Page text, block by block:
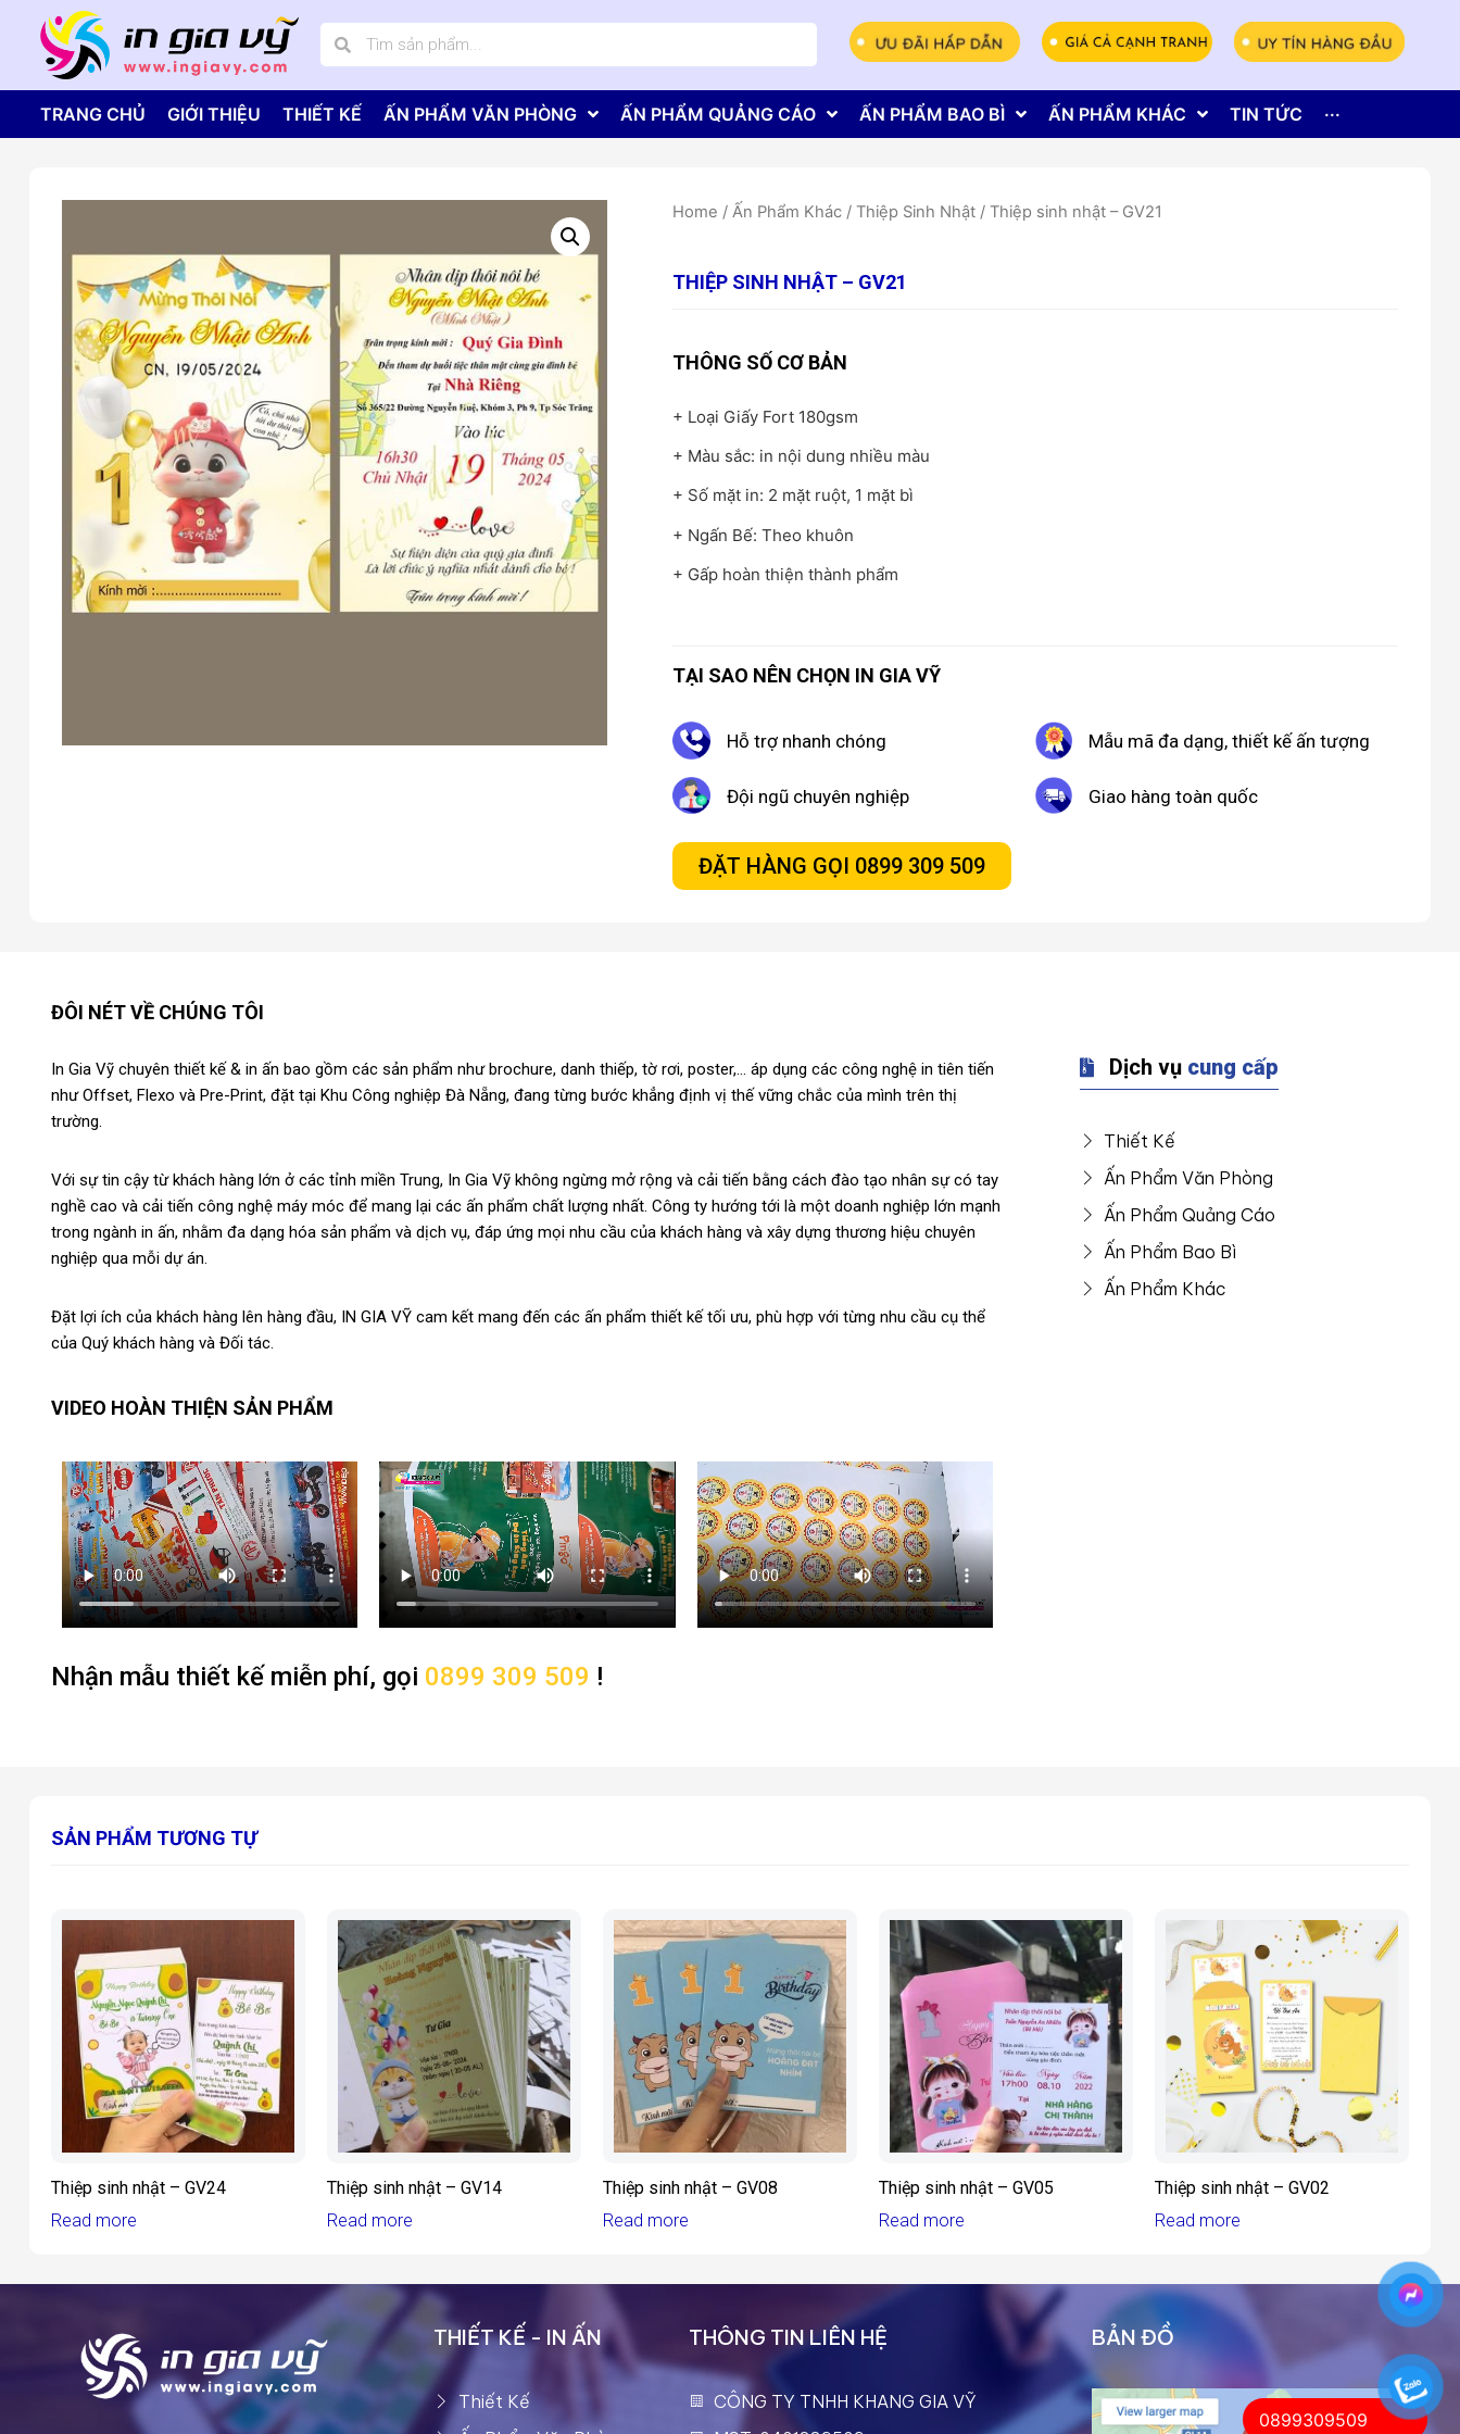
TRANG CHỦ GIỚI THIỆU THIẾT KẾ ẤN PHẨM VĂN PHÒNG ẤN PHẨM QUẢNG CÁO ẤN PHẨM BAO BÌ ẤN PHẨM KHÁC TIN TỨC ···
Home /Ấn Phẩm Khác /Thiệp Sinh Nhật / Thiệp sinh nhật – GV21
THIỆP SINH NHẬT – GV21
THÔNG SỐ CƠ BẢN
+ Loại Giấy Fort 180gsm
+ Màu sắc: in nội dung nhiều màu
+ Số mặt in: 2 mặt ruột, 1 mặt bì
+ Ngấn Bế: Theo khuôn
+ Gấp hoàn thiện thành phẩm
TẠI SAO NÊN CHỌN IN GIA VỸ
Hỗ trợ nhanh chóng Mẫu mã đa dạng, thiết kế ấn tượng
Đội ngũ chuyên nghiệp Giao hàng toàn quốc
ĐẶT HÀNG GỌI 0899 309 509
ĐÔI NÉT VỀ CHÚNG TÔI
In Gia Vỹ chuyên thiết kế & in ấn bao gồm các sản phẩm như brochure, danh thiếp, tờ rơi, poster,... áp dụng các công nghệ in tiên tiến
như Offset, Flexo và Pre-Print, đặt tại Khu Công nghiệp Đà Nẵng, đang từng bước khẳng định vị thế vững chắc của mình trên thị
trường.
Với sự tin cậy từ khách hàng lớn ở các tỉnh miền Trung, In Gia Vỹ không ngừng mở rộng và cải tiến bằng cách đào tạo nhân sự có tay
nghề cao và cải tiến công nghệ máy móc để mang lại các ấn phẩm chất lượng nhất. Công ty hướng tới là một doanh nghiệp lớn mạnh
trong ngành in ấn, nhằm đa dạng hóa sản phẩm và dịch vụ, đáp ứng mọi nhu cầu của khách hàng và xây dựng thương hiệu chuyên
nghiệp qua mỗi dự án.
Đặt lợi ích của khách hàng lên hàng đầu, IN GIA VỸ cam kết mang đến các ấn phẩm thiết kế tối ưu, phù hợp với từng nhu cầu cụ thể
của Quý khách hàng và Đối tác.
VIDEO HOÀN THIỆN SẢN PHẨM
Nhận mẫu thiết kế miễn phí, gọi 0899 309 509 !
Dịch vụ cung cấp
Thiết Kế
Ấn Phẩm Văn Phòng
Ấn Phẩm Quảng Cáo
Ấn Phẩm Bao Bì
Ấn Phẩm Khác
SẢN PHẨM TƯƠNG TỰ
Thiệp sinh nhật – GV24
Read more
Thiệp sinh nhật – GV14
Read more
Thiệp sinh nhật – GV08
Read more
Thiệp sinh nhật – GV05
Read more
Thiệp sinh nhật – GV02
Read more
THIẾT KẾ - IN ẤN
Thiết Kế
THÔNG TIN LIÊN HỆ
CÔNG TY TNHH KHANG GIA VỸ
BẢN ĐỒ
0899309509